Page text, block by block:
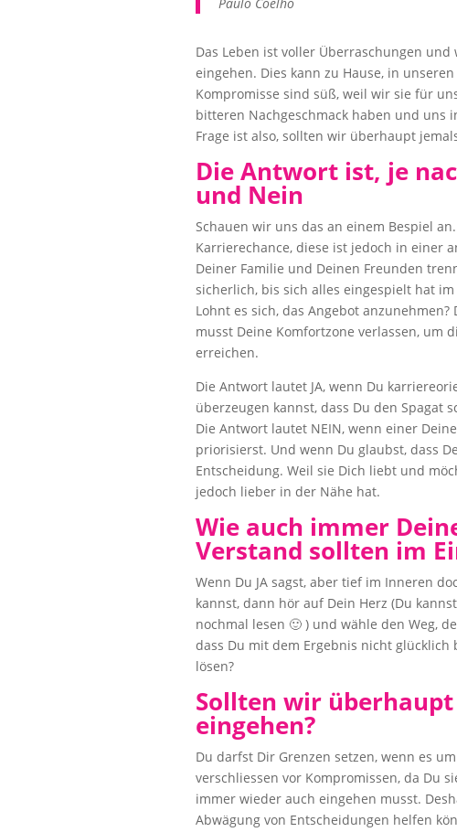
Das Leben ist voller Überraschungen
eingehen. Dies kann zu Hause, in
Kompromisse sind süß, weil wir sie für
bitteren Nachgeschmack haben und uns
Frage ist also, sollten wir überhaupt
Die Antwort ist, je
und Nein
Schauen wir uns das an einem Bespiel
Karrierechance, diese ist jedoch in einer
Deiner Familie und Deinen Freunden
sicherlich, bis sich alles eingespielt hat im
Lohnt es sich, das Angebot
musst Deine Komfortzone verlassen, um
erreichen.
Die Antwort lautet JA, wenn Du
überzeugen kannst, dass Du den Spagat
Die Antwort lautet NEIN, wenn einer
priorisierst. Und wenn Du glaubst, dass
Entscheidung. Weil sie Dich liebt und
jedoch lieber in der Nähe hat.
Wie auch immer
Verstand sollten im
Wenn Du JA sagst, aber tief im Inneren
kannst, dann hör auf Dein Herz (Du
nochmal lesen 🙂 ) und wähle den Weg,
dass Du mit dem Ergebnis nicht glücklich
lösen?
Sollten wir
eingehen?
Du darfst Dir Grenzen setzen, wenn es
verschliessen vor Kompromissen, da Du
immer wieder auch eingehen musst.
Abwägung von Entscheidungen helfen